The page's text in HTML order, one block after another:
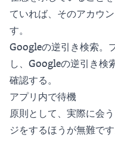
ていれば、そのアカウ
す。
Googleの逆引き検索。
し、Googleの逆引き検
確認する。
アプリ内で待機
原則として、実際に会
ジをするほうが無難で